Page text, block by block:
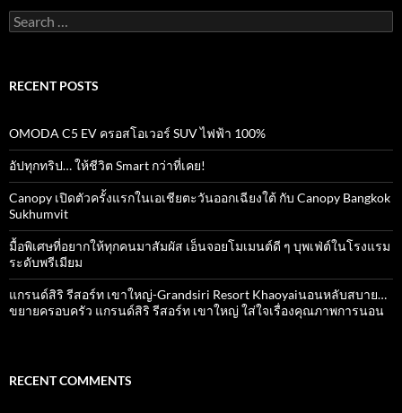
Search
for:
RECENT POSTS
OMODA C5 EV ครอสโอเวอร์ SUV ไฟฟ้า 100%
อัปทุกทริป… ให้ชีวิต Smart กว่าที่เคย!
Canopy เปิดตัวครั้งแรกในเอเชียตะวันออกเฉียงใต้ กับ Canopy Bangkok
Sukhumvit
มื้อพิเศษที่อยากให้ทุกคนมาสัมผัส เอ็นจอยโมเมนต์ดี ๆ บุพเฟ่ต์ในโรงแรม
ระดับพรีเมียม
แกรนด์สิริ​ รีสอร์ท​ เขาใหญ่​-Grandsiri​ Resort​ Khaoyaiนอนหลับสบาย…
ขยายครอบครัว แกรนด์สิริ รีสอร์ท เขาใหญ่ ใส่ใจเรื่องคุณภาพการนอน
RECENT COMMENTS